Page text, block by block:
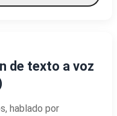
de texto a voz
hablado por